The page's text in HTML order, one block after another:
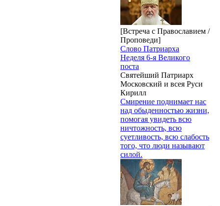
[Встреча с Православием /
Проповеди]
Слово Патриарха
Неделя 6-я Великого
поста
Святейший Патриарх
Московский и всея Руси
Кирилл
Смирение поднимает нас
над обыденностью жизни,
помогая увидеть всю
ничтожность, всю
суетливость, всю слабость
того, что люди называют
силой.